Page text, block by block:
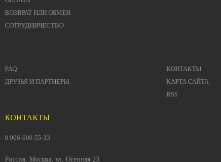
ВОЗВРАТ ИЛИ ОБМЕН
СОТРУДНИЧЕСТВО
FAQ
ДРУЗЬЯ И ПАРТНЕРЫ
КОНТАКТЫ
КАРТА САЙТА
RSS
КОНТАКТЫ
8 906-600-55-33
Россия, Москва, ул. Осенняя 23